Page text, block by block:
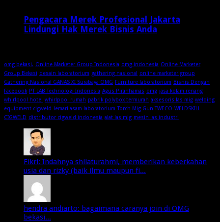
Pengacara Merek Profesional Jakarta
Lindungi Hak Merek Bisnis Anda
omg bekasi. Online Marketer Group Indonesia omg indonesia Online Marketer
Group Bekasi desain laboratorium gathering nasional online marketer group
Gathering Nasional GANAS XI Surabaya OMG Furniture laboratorium Bisnis Dengan
Facebook PT LAB Technologi Indonesia Agus Piranhamas omg jasa kolam renang
whirlpool hotel whirlpool rumah pabrik polybox termurah aksesoris las mig welding
equipment cigweld lemari asam laboratorium Torch Mig Gun TWECO WELDSKILL
CIGWELD distributor cigweld indonesia alat las mig mesin las industri
Fikri: Indahnya shilaturahmi, memberikan keberkahan
usia dan rizky (baik ilmu maupun fi...
hendra andiarto: bagaimana caranya join di OMG
bekasi...